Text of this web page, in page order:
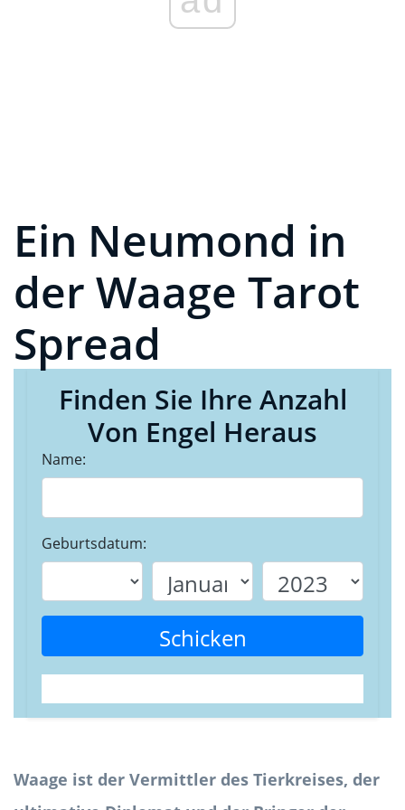
Ein Neumond in
der Waage Tarot
Spread
Finden Sie Ihre Anzahl
Von Engel Heraus
Name:
Geburtsdatum:
Schicken
Waage ist der Vermittler des Tierkreises, der